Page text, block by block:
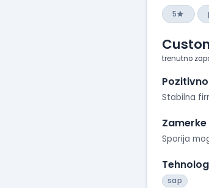
5
trenutno
Pozitivno
Stabilna
Zamerke
Sporija
sap